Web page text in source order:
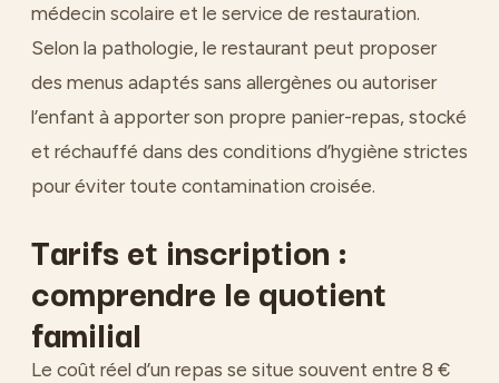
médecin scolaire et le service de restauration.
Selon la pathologie, le restaurant peut proposer
des menus adaptés sans allergènes ou autoriser
l’enfant à apporter son propre panier-repas, stocké
et réchauffé dans des conditions d’hygiène strictes
pour éviter toute contamination croisée.
Tarifs et inscription :
comprendre le quotient
familial
Le coût réel d’un repas se situe souvent entre 8 €